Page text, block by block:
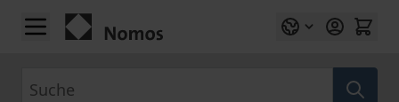
Zum Inhalt springen